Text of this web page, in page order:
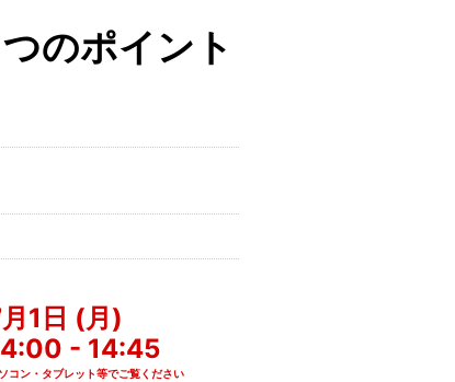
のポイント
1日 (月)
- 14:45
コン・タブレット等でご覧ください